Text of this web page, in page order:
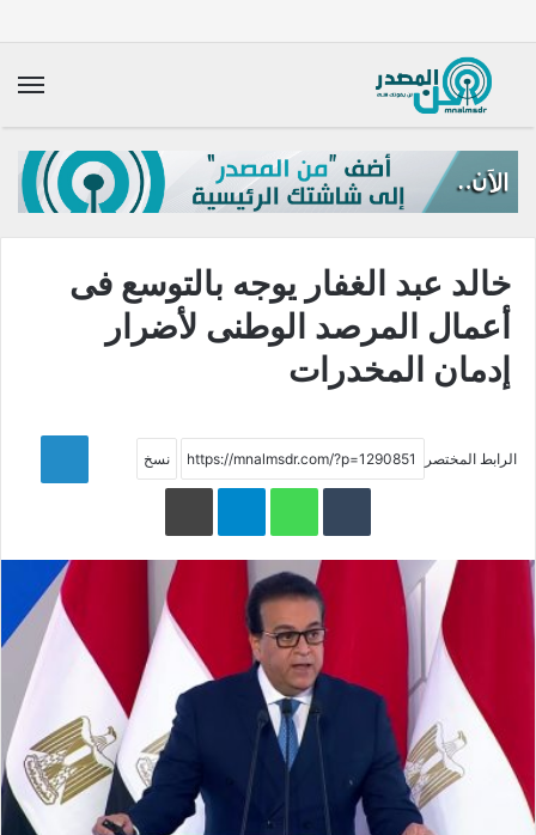
خالد عبد الغفار يوجه بالتوسع فى
أعمال المرصد الوطنى لأضرار
إدمان المخدرات
الرابط المختصر
LinkedIn
WhatsApp
Telegramطباعة